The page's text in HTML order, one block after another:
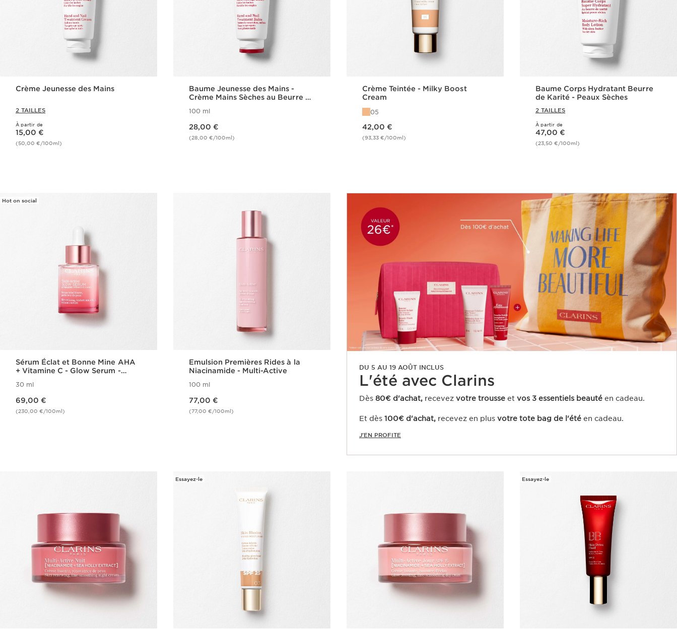
Crème Jeunesse des Mains
2 TAILLES
À partir de
Nouveau prix 15,00 €
15,00 €
(50,00 €/100ml)
Baume Jeunesse des Mains -
Crème Mains Sèches au Beurre de
100 ml
28,00 €
(28,00 €/100ml)
Crème Teintée - Milky Boost
Cream
05
42,00 €
(93,33 €/100ml)
Baume Corps Hydratant Beurre
de Karité - Peaux Sèches
2 TAILLES
À partir de
Nouveau prix 47,00 €
47,00 €
(23,50 €/100ml)
Hot on social
Sérum Éclat et Bonne Mine AHA
+ Vitamine C - Glow Serum -
30 ml
69,00 €
(230,00 €/100ml)
Emulsion Premières Rides à la
Niacinamide - Multi-Active
100 ml
77,00 €
(77,00 €/100ml)
DU 5 AU 19 AOÛT INCLUS
L'été avec Clarins ​
Dès 80€ d'achat, recevez votre trousse et vos 3 essentiels beauté en cadeau​.
Et dès 100€ d'achat, recevez en plus votre tote bag de l'été en cadeau.
J'EN PROFITE
Essayez-le Essayez-le